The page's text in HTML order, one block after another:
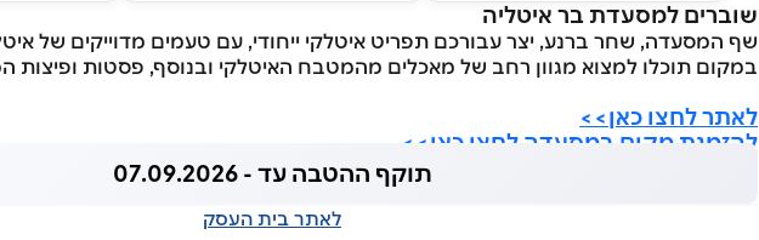
שוברים למסעדת בר איטליה
שף המסעדה, שחר ברנע, יצר עבורכם תפריט איטלקי ייחודי, עם טעמים מדוייקים של
במקום תוכלו למצוא מגוון רחב של מאכלים מהמטבח האיטלקי ובנוסף, פסטות ופיצות
לאתר לחצו כאן>>
להזמנת מקום במסעדה לחצו כאן>>
תוקף ההטבה עד - 07.09.2026
לאתר בית העסק